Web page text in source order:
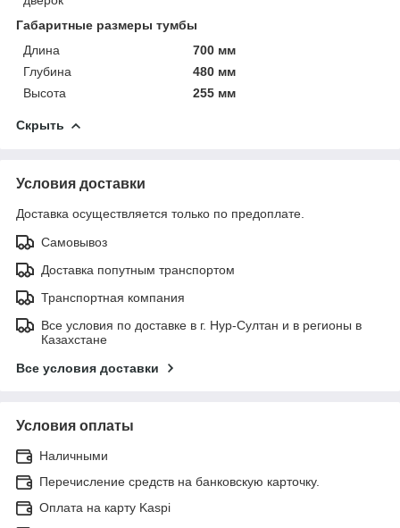
Габаритные размеры тумбы
Длина
700 мм
Глубина
480 мм
Высота
255 мм
Скрыть
Условия доставки
Доставка осуществляется только по предоплате.
Самовывоз
Доставка попутным транспортом
Транспортная компания
Все условия по доставке в г. Нур-Султан и в регионы в
Казахстане
Все условия доставки
Условия оплаты
Наличными
Перечисление средств на банковскую карточку.
Оплата на карту Kaspi